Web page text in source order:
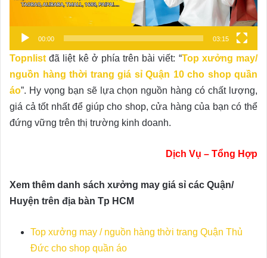
00:00 03:15
Topnlist đã liệt kê ở phía trên bài viết: “Top xưởng may/
nguồn hàng thời trang giá sỉ Quận 10 cho shop quần
áo”. Hy vọng bạn sẽ lựa chọn nguồn hàng có chất lượng,
giá cả tốt nhất để giúp cho shop, cửa hàng của bạn có thể
đứng vững trên thị trường kinh doanh.
Dịch Vụ – Tổng Hợp
Xem thêm danh sách xưởng may giá sỉ các Quận/
Huyện trên địa bàn Tp HCM
Top xưởng may / nguồn hàng thời trang Quận Thủ
Đức cho shop quần áo